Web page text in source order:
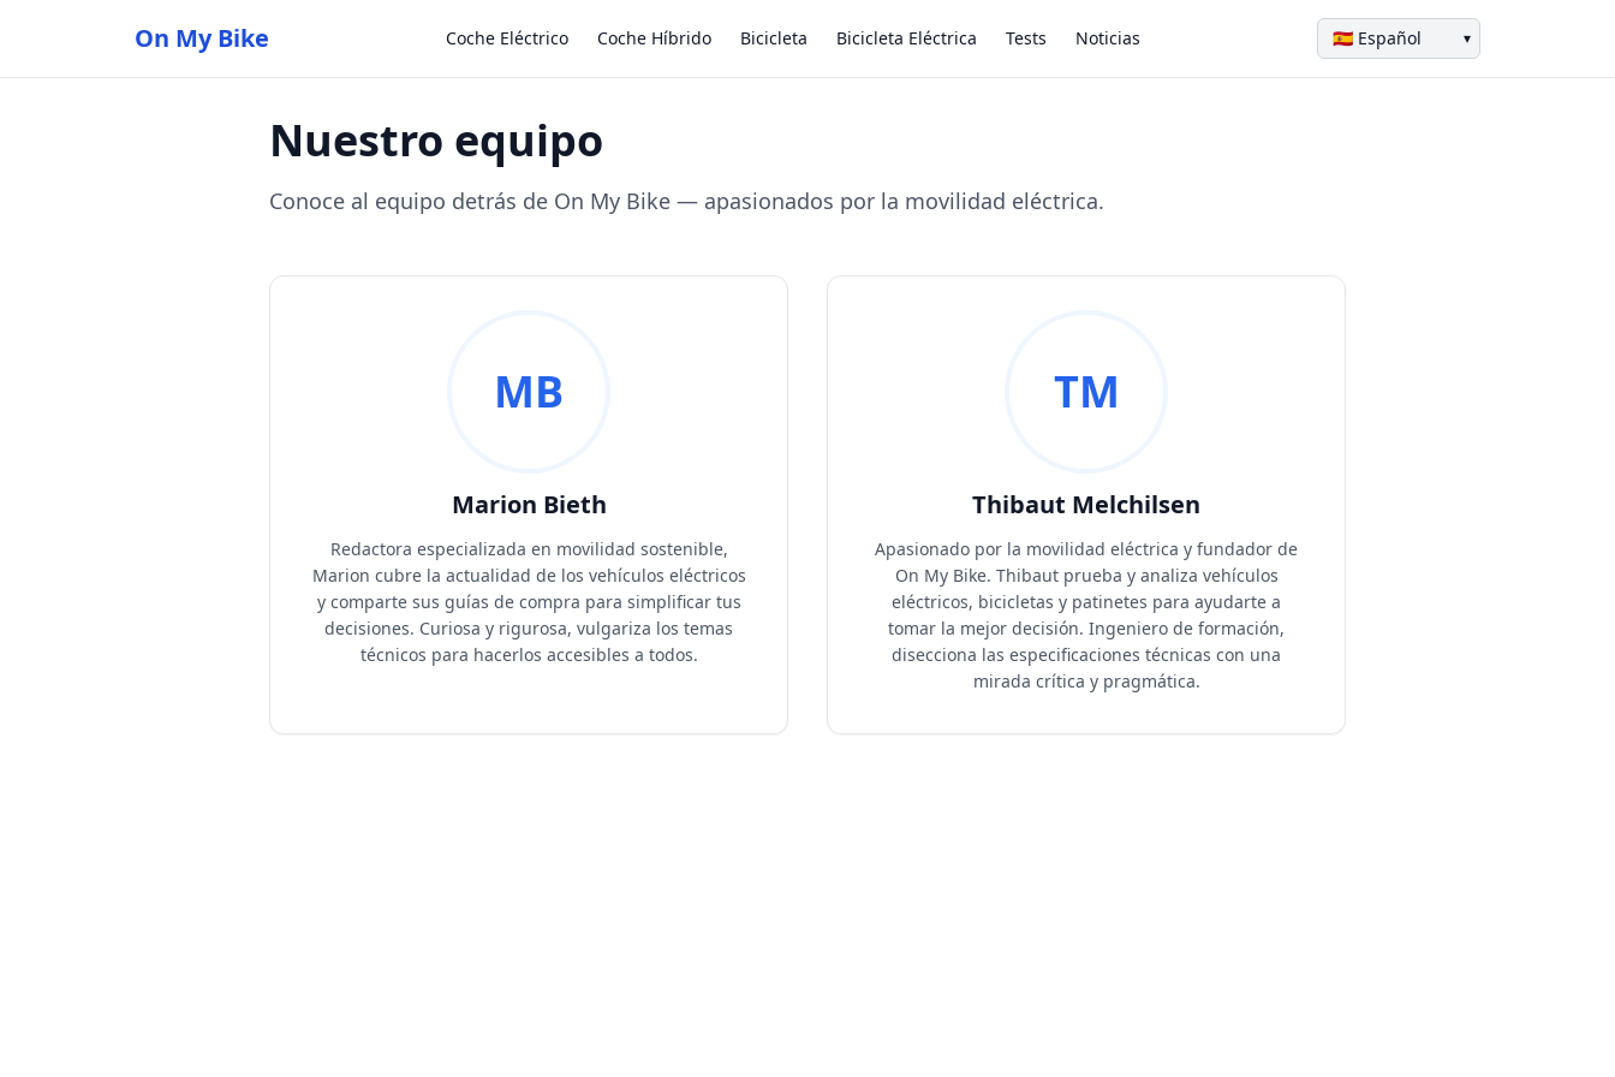
On My Bike Coche Eléctrico Coche Híbrido Bicicleta Bicicleta Eléctrica Tests Noticias ▾
Nuestro equipo
Conoce al equipo detrás de On My Bike — apasionados por la movilidad eléctrica.
MB
Marion Bieth
Redactora especializada en movilidad sostenible,
Marion cubre la actualidad de los vehículos eléctricos
y comparte sus guías de compra para simplificar tus
decisiones. Curiosa y rigurosa, vulgariza los temas
técnicos para hacerlos accesibles a todos.
TM
Thibaut Melchilsen
Apasionado por la movilidad eléctrica y fundador de
On My Bike. Thibaut prueba y analiza vehículos
eléctricos, bicicletas y patinetes para ayudarte a
tomar la mejor decisión. Ingeniero de formación,
disecciona las especificaciones técnicas con una
mirada crítica y pragmática.